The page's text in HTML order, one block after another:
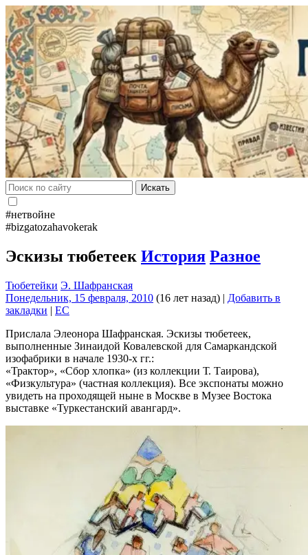
Искать
#нетвойне
#bizgatozahavokerak
Эскизы тюбетеек История Разное
Тюбетейки Э. Шафранская
Понедельник, 15 февраля, 2010 (16 лет назад) | Добавить в
закладки | EC
Прислала Элеонора Шафранская. Эскизы тюбетеек,
выполненные Зинаидой Ковалевской для Самаркандской
изофабрики в начале 1930-х гг.:
«Трактор», «Сбор хлопка» (из коллекции Т. Таирова),
«Физкультура» (частная коллекция). Все экспонаты можно
увидеть на проходящей ныне в Москве в Музее Востока
выставке «Туркестанский авангард».